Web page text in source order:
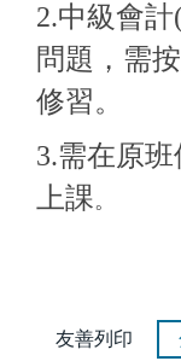
2.中級會
問題，需
修習。
3.需在原
上課。
友善列印